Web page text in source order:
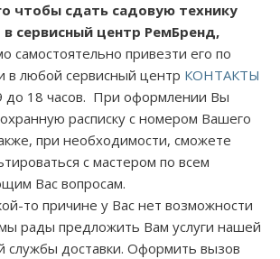
чтобы сдать садовую технику
в сервисный центр РемБренд,
самостоятельно привезти его по
в любой сервисный центр КОНТАКТЫ
до 18 часов. При оформлении Вы
расписку с номером Вашего
при необходимости, сможете
с мастером по всем
Вас вопросам.
то причине у Вас нет возможности
рады предложить Вам услуги нашей
службы доставки. Оформить вызов